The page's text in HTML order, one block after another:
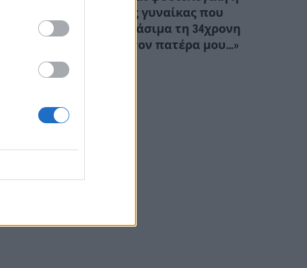
αντίδραση της γυναίκας που
παρέσυρε θανάσιμα τη 34χρονη
νύφη; «Θέλω τον πατέρα μου…»
(Βίντεο)